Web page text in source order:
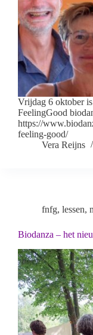
Vrijdag 6 oktober
FeelingGood
https://
feeling-good/
Vera Reijns
fnfg, lessen,
Biodanza – het